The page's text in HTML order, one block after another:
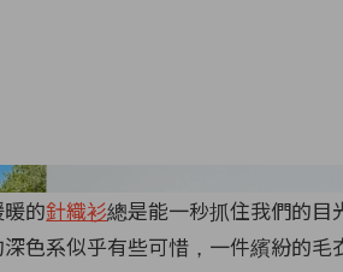
的針織衫總是能一秒抓住我們的目
色系似乎有些可惜，一件繽紛的毛